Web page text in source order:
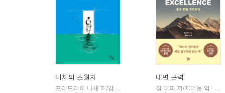
니체의 초월자
프리드리히 니체 저/김철 편역
내면 근력
짐 머피 저/지여울 역
윌